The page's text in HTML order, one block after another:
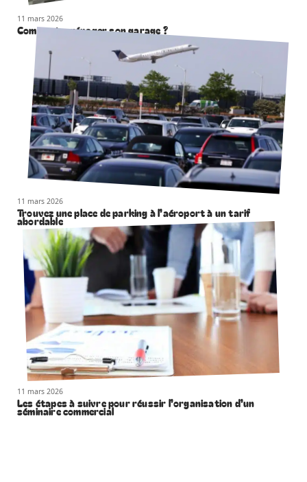
11 mars 2026
Comment aménager son garage ?
11 mars 2026
Trouvez une place de parking à l’aéroport à un tarif
abordable
11 mars 2026
Les étapes à suivre pour réussir l’organisation d’un
séminaire commercial